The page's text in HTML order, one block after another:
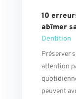
10
abîmer
Dentition
Préserver
attention
peuvent